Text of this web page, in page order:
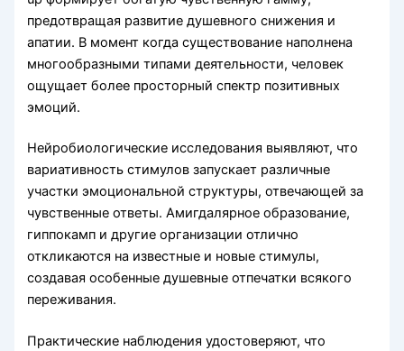
предотвращая развитие душевного снижения и
апатии. В момент когда существование наполнена
многообразными типами деятельности, человек
ощущает более просторный спектр позитивных
эмоций.
Нейробиологические исследования выявляют, что
вариативность стимулов запускает различные
участки эмоциональной структуры, отвечающей за
чувственные ответы. Амигдалярное образование,
гиппокамп и другие организации отлично
откликаются на известные и новые стимулы,
создавая особенные душевные отпечатки всякого
переживания.
Практические наблюдения удостоверяют, что